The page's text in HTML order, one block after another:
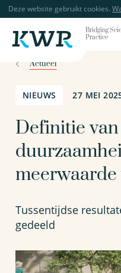
Deze website gebruikt cookies.
Bridging
Practice
Actueel
NIEUWS 27 MEI
Definitie
Tussentijdse
gedeeld